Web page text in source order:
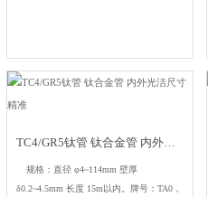
TC4/GR5钛管 钛合金管 内外光洁尺寸精准
规格：直径 φ4~114mm 壁厚
δ0.2~4.5mm 长度 15m以内。牌号：TA0，